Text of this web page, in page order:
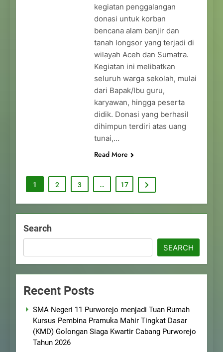
kegiatan penggalangan
donasi untuk korban
bencana alam banjir dan
tanah longsor yang terjadi di
wilayah Aceh dan Sumatra.
Kegiatan ini melibatkan
seluruh warga sekolah, mulai
dari Bapak/Ibu guru,
karyawan, hingga peserta
didik. Donasi yang berhasil
dihimpun terdiri atas uang
tunai,…
Read More
1 2 3 … 17
Search
SEARCH
Recent Posts
SMA Negeri 11 Purworejo menjadi Tuan Rumah
Kursus Pembina Pramuka Mahir Tingkat Dasar
(KMD) Golongan Siaga Kwartir Cabang Purworejo
Tahun 2026